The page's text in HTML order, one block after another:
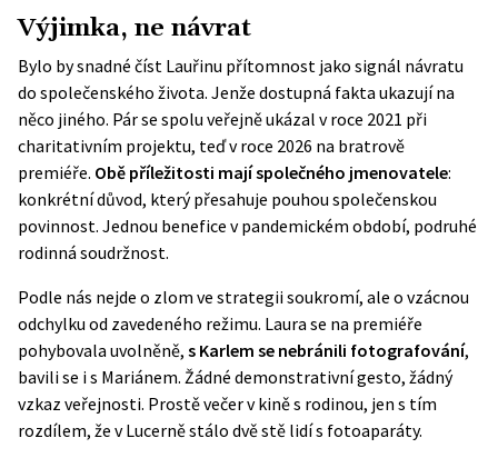
Výjimka, ne návrat
Bylo by snadné číst Lauřinu přítomnost jako signál návratu
do společenského života. Jenže dostupná fakta ukazují na
něco jiného. Pár se spolu veřejně ukázal v roce 2021 při
charitativním projektu, teď v roce 2026 na bratrově
premiéře. Obě příležitosti mají společného jmenovatele:
konkrétní důvod, který přesahuje pouhou společenskou
povinnost. Jednou benefice v pandemickém období, podruhé
rodinná soudržnost.
Podle nás nejde o zlom ve strategii soukromí, ale o vzácnou
odchylku od zavedeného režimu. Laura se na premiéře
pohybovala uvolněně, s Karlem se nebránili fotografování,
bavili se i s Mariánem. Žádné demonstrativní gesto, žádný
vzkaz veřejnosti. Prostě večer v kině s rodinou, jen s tím
rozdílem, že v Lucerně stálo dvě stě lidí s fotoaparáty.